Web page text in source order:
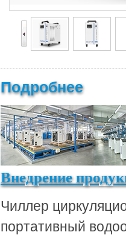
Подробнее
Внедрение
Чиллер
портативный